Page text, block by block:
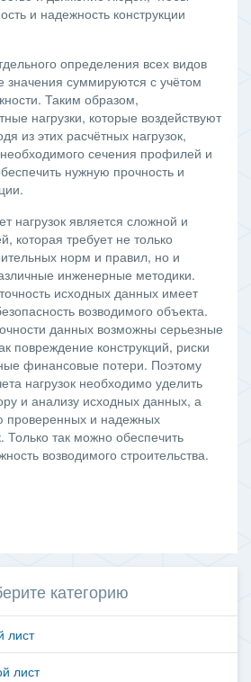
и надежность конструкции
определения всех видов
значения суммируются с учётом
Таким образом,
нагрузки, которые воздействуют
из этих расчётных нагрузок,
сечения профилей и
нужную прочность и
нагрузок является сложной и
которая требует не только
норм и правил, но и
инженерные методики.
исходных данных имеет
возводимого объекта.
данных возможны серьезные
повреждение конструкций, риски
финансовые потери. Поэтому
нагрузок необходимо уделить
и анализу исходных данных, а
проверенных и надежных
так можно обеспечить
возводимого строительства.
категорию
лист
лист